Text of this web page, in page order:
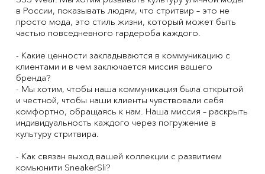
в России, показывать людям, что стритвир – это не
просто мода, это стиль жизни, который может быть
частью повседневного гардероба каждого.
- Какие ценности закладываются в коммуникацию с
клиентами и в чем заключается миссия вашего
бренда?
- Мы хотим, чтобы наша коммуникация была открытой
и честной, чтобы наши клиенты чувствовали себя
комфортно, обращаясь к нам. Наша миссия – раскрыть
индивидуальность каждого через погружение в
культуру стритвира.
- Как связан выход вашей коллекции с развитием
комьюнити SneakerSli?